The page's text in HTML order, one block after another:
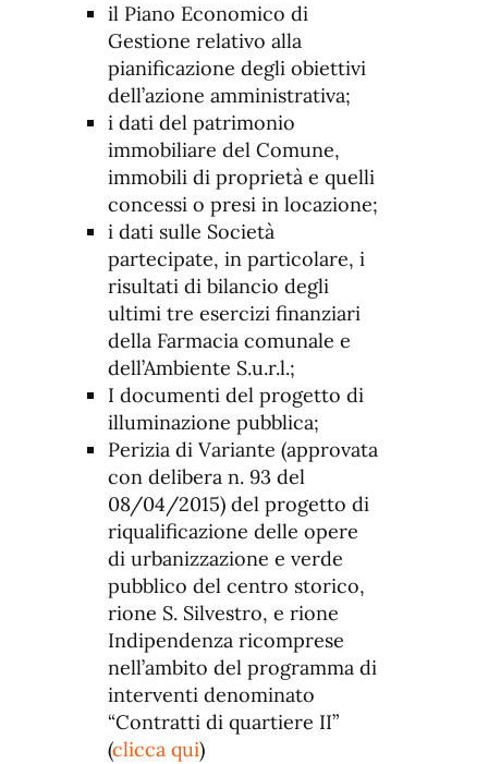
il Piano Economico di
Gestione relativo alla
pianificazione degli obiettivi
dell’azione amministrativa;
i dati del patrimonio
immobiliare del Comune,
immobili di proprietà e quelli
concessi o presi in locazione;
i dati sulle Società
partecipate, in particolare, i
risultati di bilancio degli
ultimi tre esercizi finanziari
della Farmacia comunale e
dell’Ambiente S.u.r.l.;
I documenti del progetto di
illuminazione pubblica;
Perizia di Variante (approvata
con delibera n. 93 del
08/04/2015) del progetto di
riqualificazione delle opere
di urbanizzazione e verde
pubblico del centro storico,
rione S. Silvestro, e rione
Indipendenza ricomprese
nell’ambito del programma di
interventi denominato
“Contratti di quartiere II”
(clicca qui)